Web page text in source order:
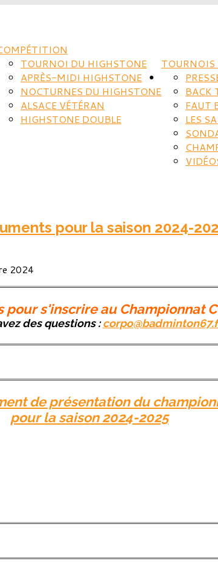
TOURNOIS
TOURNOI DU HIGHSTONE
APRÈS-MIDI HIGHSTONE
NOCTURNES DU HIGHSTONE
ALSACE VÉTÉRAN
HIGHSTONE DOUBLE
BACK
FAUT
LES
pour la saison 2024-
2024
pour s'inscrire au Championnat
des questions :
de présentation du
pour la saison 2024-2025